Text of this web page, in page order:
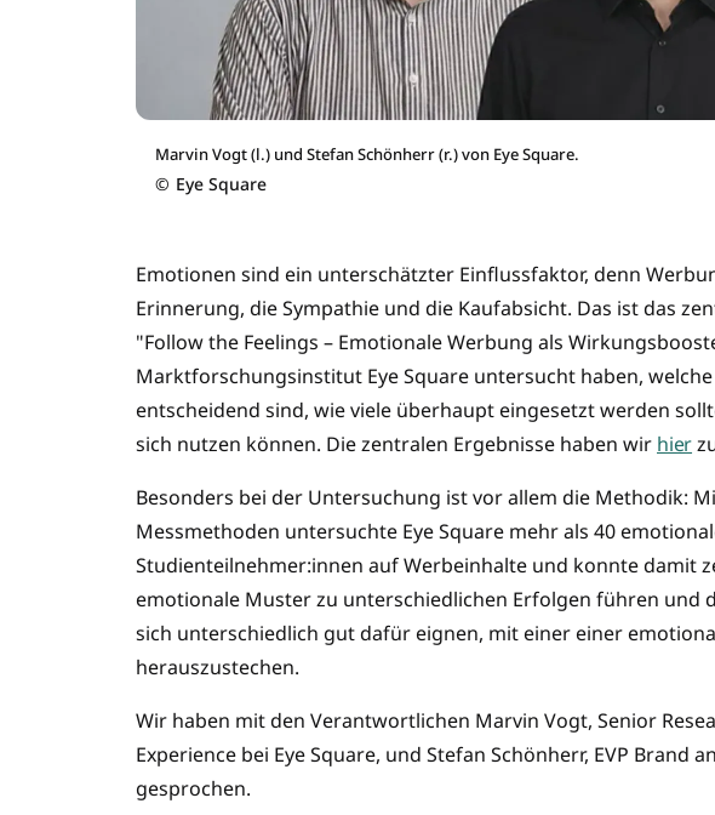
Marvin Vogt (l.) und Stefan Schönherr (r.) von Eye Square.
© Eye Square
Emotionen sind ein unterschätzter Einflussfaktor, denn
Erinnerung, die Sympathie und die Kaufabsicht. Das ist das
"Follow the Feelings – Emotionale Werbung als
Marktforschungsinstitut Eye Square untersucht haben,
entscheidend sind, wie viele überhaupt eingesetzt werden
sich nutzen können. Die zentralen Ergebnisse haben wir hier
Besonders bei der Untersuchung ist vor allem die Methodik:
Messmethoden untersuchte Eye Square mehr als 40
Studienteilnehmer:innen auf Werbeinhalte und konnte damit
emotionale Muster zu unterschiedlichen Erfolgen führen und
sich unterschiedlich gut dafür eignen, mit einer einer
herauszustechen.
Wir haben mit den Verantwortlichen Marvin Vogt, Senior
Experience bei Eye Square, und Stefan Schönherr, EVP Brand
gesprochen.